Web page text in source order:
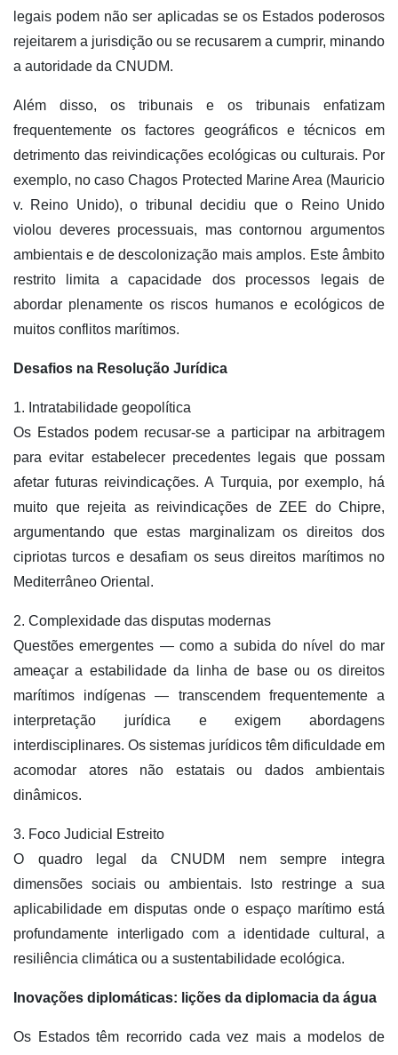
legais podem não ser aplicadas se os Estados poderosos
rejeitarem a jurisdição ou se recusarem a cumprir, minando
a autoridade da CNUDM.
Além disso, os tribunais e os tribunais enfatizam
frequentemente os factores geográficos e técnicos em
detrimento das reivindicações ecológicas ou culturais. Por
exemplo, no caso Chagos Protected Marine Area (Mauricio
v. Reino Unido), o tribunal decidiu que o Reino Unido
violou deveres processuais, mas contornou argumentos
ambientais e de descolonização mais amplos. Este âmbito
restrito limita a capacidade dos processos legais de
abordar plenamente os riscos humanos e ecológicos de
muitos conflitos marítimos.
Desafios na Resolução Jurídica
1. Intratabilidade geopolítica
Os Estados podem recusar-se a participar na arbitragem
para evitar estabelecer precedentes legais que possam
afetar futuras reivindicações. A Turquia, por exemplo, há
muito que rejeita as reivindicações de ZEE do Chipre,
argumentando que estas marginalizam os direitos dos
cipriotas turcos e desafiam os seus direitos marítimos no
Mediterrâneo Oriental.
2. Complexidade das disputas modernas
Questões emergentes — como a subida do nível do mar
ameaçar a estabilidade da linha de base ou os direitos
marítimos indígenas — transcendem frequentemente a
interpretação jurídica e exigem abordagens
interdisciplinares. Os sistemas jurídicos têm dificuldade em
acomodar atores não estatais ou dados ambientais
dinâmicos.
3. Foco Judicial Estreito
O quadro legal da CNUDM nem sempre integra
dimensões sociais ou ambientais. Isto restringe a sua
aplicabilidade em disputas onde o espaço marítimo está
profundamente interligado com a identidade cultural, a
resiliência climática ou a sustentabilidade ecológica.
Inovações diplomáticas: lições da diplomacia da água
Os Estados têm recorrido cada vez mais a modelos de